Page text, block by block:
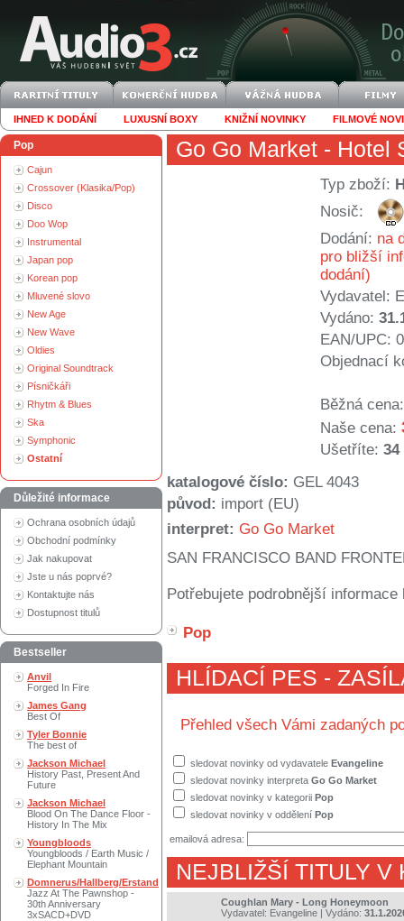
IHNED K DODÁNÍ LUXUSNÍ BOXY KNIŽNÍ NOVINKY FILMOVÉ
Pop
Cajun
Crossover (Klasika/Pop)
Disco
Doo Wop
Instrumental
Japan pop
Korean pop
Mluvené slovo
New Age
New Wave
Oldies
Original Soundtrack
Písničkáři
Rhytm & Blues
Ska
Symphonic
Ostatní
Důležité informace
Ochrana osobních údajů
Obchodní podmínky
Jak nakupovat
Jste u nás poprvé?
Kontaktujte nás
Dostupnost titulů
Bestseller
Anvil
Forged In Fire
James Gang
Best Of
Tyler Bonnie
The best of
Jackson Michael
History Past, Present And
Future
Jackson Michael
Blood On The Dance Floor -
History In The Mix
Youngbloods
Youngbloods / Earth Music /
Elephant Mountain
Domnerus/Hallberg/Erstand
Jazz At The Pawnshop -
30th Anniversary
3xSACD+DVD
Go Go Market - Hotel
Typ zboží:
Nosič:
Dodání: na
pro bližší
dodání)
Vydavatel:
Vydáno:
EAN/UPC:
Objednací
Běžná cena:
Naše cena:
Ušetříte: 34
katalogové číslo: GEL 4043
původ: import (EU)
interpret: Go Go Market
SAN FRANCISCO BAND
Potřebujete podrobnější
Pop
HLÍDACÍ PES -
Přehled všech Vámi zadaných
sledovat novinky od vydavatele Evangeline
sledovat novinky interpreta Go Go Market
sledovat novinky v kategorii Pop
sledovat novinky v oddělení Pop
emailová adresa:
NEJBLIŽŠÍ TITULY V
Coughlan Mary - Long Honeymoon
Vydavatel: Evangeline | Vydáno: